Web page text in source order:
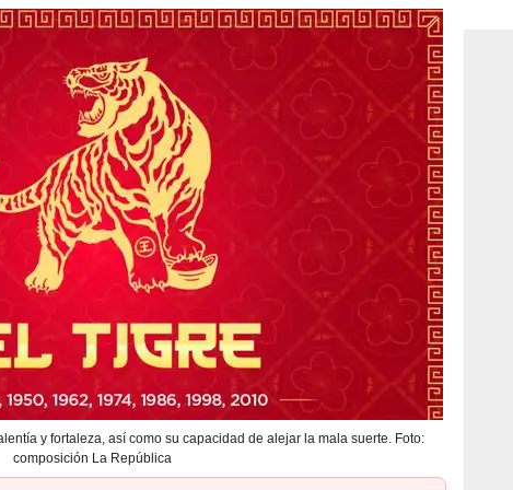
y fortaleza, así como su capacidad de alejar la mala suerte. Foto:
composición La República